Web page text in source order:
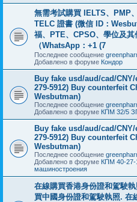
無需考試購買 IELTS、PMP
TELC 證書 (微信 ID：
福、PTE、CPSO、學位及
（WhatsApp：+1 (7
Последнее сообщение
Добавлено в форуме Кондор
Buy fake usd/aud/cad/CNY/
279-5912) Buy counterfeit
Wesbutman)
Последнее сообщение
Добавлено в форуме КПМ 32/5
Buy fake usd/aud/cad/CNY/
279-5912) Buy counterfeit
Wesbutman)
Последнее сообщение
Добавлено в форуме КПМ 40-27-
машиностроения
在線購買香港身份證和駕駛
買中國身份證和駕駛執照. 在